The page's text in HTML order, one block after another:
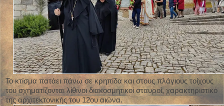
Το κτίσμα πατάει πάνω σε κρηπίδα και στους πλάγιους τοίχους
του σχηματίζονται λίθινοι διακοσμητικοί σταυροί, χαρακτηριστικό
της αρχιτεκτονικής του 12ου αιώνα.